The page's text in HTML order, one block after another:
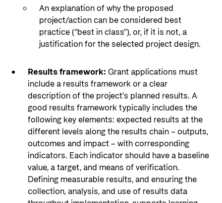
An explanation of why the proposed
project/action can be considered best
practice (“best in class”), or, if it is not, a
justification for the selected project design.
Results framework: Grant applications must
include a results framework or a clear
description of the project’s planned results. A
good results framework typically includes the
following key elements: expected results at the
different levels along the results chain – outputs,
outcomes and impact – with corresponding
indicators. Each indicator should have a baseline
value, a target, and means of verification.
Defining measurable results, and ensuring the
collection, analysis, and use of results data